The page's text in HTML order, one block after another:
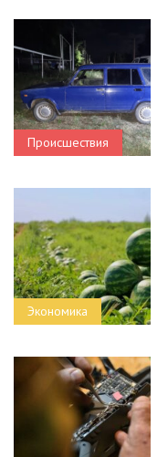
Происшествия
Экономика